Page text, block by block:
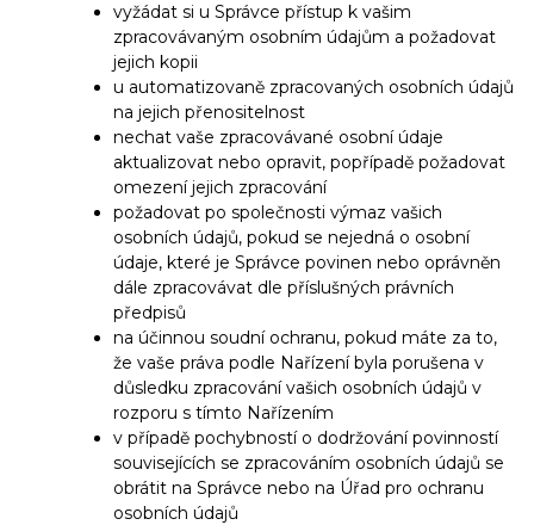
vyžádat si u Správce přístup k vašim
zpracovávaným osobním údajům a požadovat
jejich kopii
u automatizovaně zpracovaných osobních údajů
na jejich přenositelnost
nechat vaše zpracovávané osobní údaje
aktualizovat nebo opravit, popřípadě požadovat
omezení jejich zpracování
požadovat po společnosti výmaz vašich
osobních údajů, pokud se nejedná o osobní
údaje, které je Správce povinen nebo oprávněn
dále zpracovávat dle příslušných právních
předpisů
na účinnou soudní ochranu, pokud máte za to,
že vaše práva podle Nařízení byla porušena v
důsledku zpracování vašich osobních údajů v
rozporu s tímto Nařízením
v případě pochybností o dodržování povinností
souvisejících se zpracováním osobních údajů se
obrátit na Správce nebo na Úřad pro ochranu
osobních údajů